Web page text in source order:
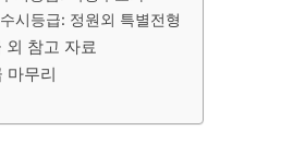
시등급: 정원외 특별전형
외 참고 자료
마무리